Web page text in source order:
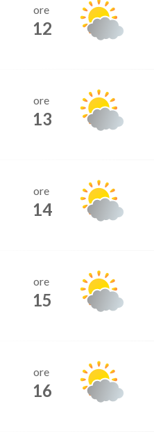
ore
12
ore
13
ore
14
ore
15
ore
16